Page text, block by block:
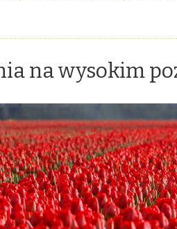
na wysokim